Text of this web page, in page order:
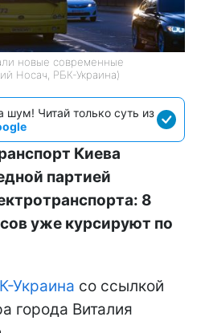
новые современные
Носач, РБК-Украина)
шум! Читай только суть из
Киева
партией
8
уже курсируют по
Украина со ссылкой
города Виталия